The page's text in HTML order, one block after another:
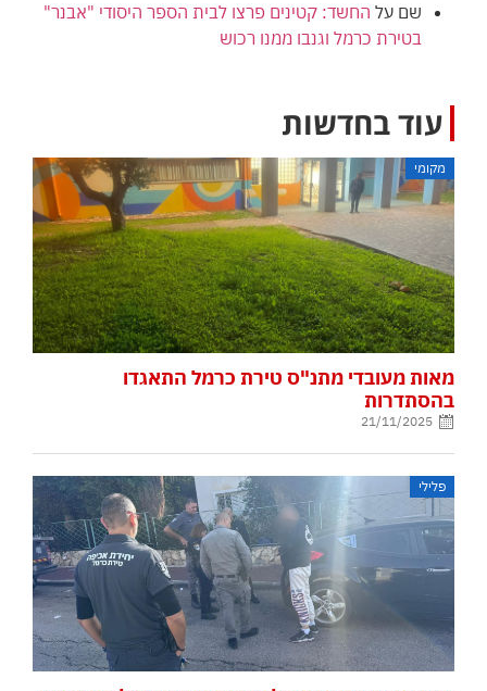
שם על החשד: קטינים פרצו לבית הספר היסודי "אבנר"
בטירת כרמל וגנבו ממנו רכוש
עוד בחדשות
מקומי
מאות מעובדי מתנ"ס טירת כרמל התאגדו
בהסתדרות
21/11/2025
פלילי